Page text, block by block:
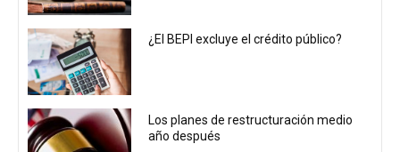
¿El BEPI excluye el crédito público?
Los planes de restructuración medio
año después